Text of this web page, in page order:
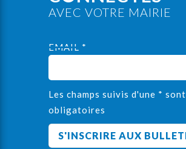
AVEC VOTRE MAIRIE
EMAIL *
Les champs suivis d'une * sont
obligatoires